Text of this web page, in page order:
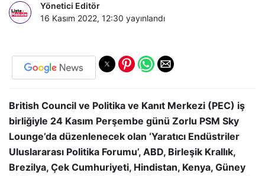
Yönetici Editör
16 Kasım 2022, 12:30 yayınlandı
British Council ve Politika ve Kanıt Merkezi (PEC) iş
birliğiyle 24 Kasım Perşembe günü Zorlu PSM Sky
Lounge’da düzenlenecek olan ‘Yaratıcı Endüstriler
Uluslararası Politika Forumu’, ABD, Birleşik Krallık,
Brezilya, Çek Cumhuriyeti, Hindistan, Kenya, Güney